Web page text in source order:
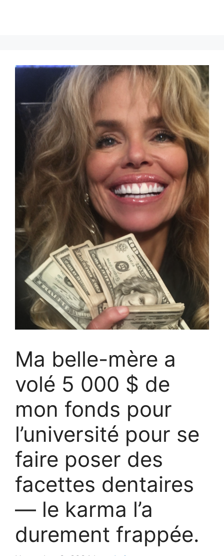
Ma belle-mère a
volé 5 000 $ de
mon fonds pour
l’université pour se
faire poser des
facettes dentaires
— le karma l’a
durement frappée.